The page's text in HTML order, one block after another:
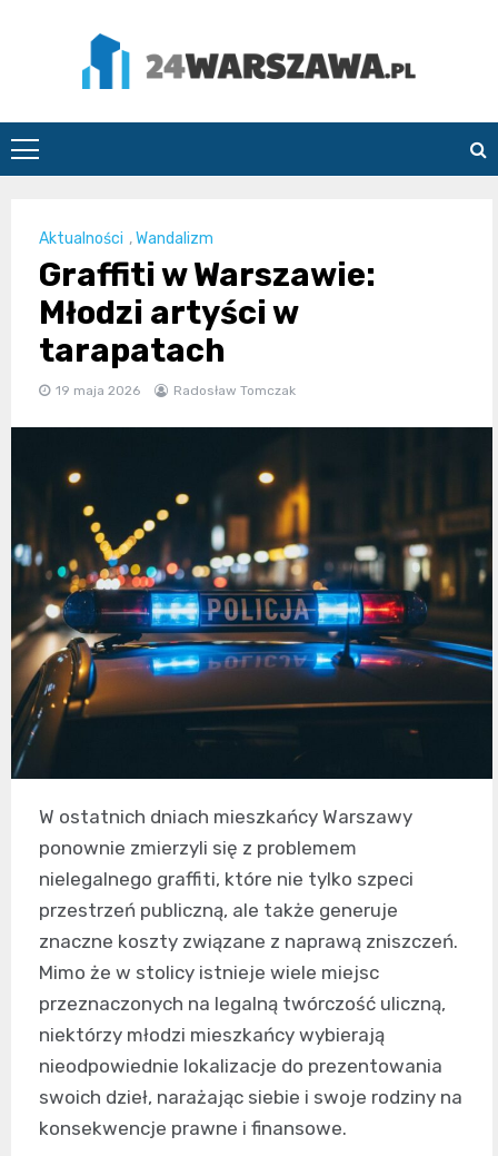
24Warszawa.pl
Aktualności ,Wandalizm
Graffiti w Warszawie:
Młodzi artyści w
tarapatach
19 maja 2026 Radosław Tomczak
W ostatnich dniach mieszkańcy Warszawy
ponownie zmierzyli się z problemem
nielegalnego graffiti, które nie tylko szpeci
przestrzeń publiczną, ale także generuje
znaczne koszty związane z naprawą zniszczeń.
Mimo że w stolicy istnieje wiele miejsc
przeznaczonych na legalną twórczość uliczną,
niektórzy młodzi mieszkańcy wybierają
nieodpowiednie lokalizacje do prezentowania
swoich dzieł, narażając siebie i swoje rodziny na
konsekwencje prawne i finansowe.